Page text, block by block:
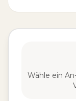
Wähle ein